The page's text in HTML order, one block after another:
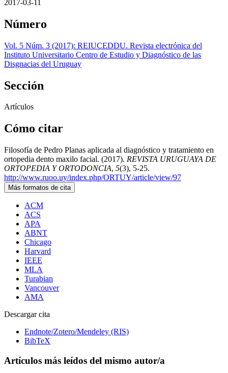
2017-03-11
Número
Vol. 5 Núm. 3 (2017): REIUCEDDU. Revista electrónica del
Instituto Universitario Centro de Estudio y Diagnóstico de las
Disgnacias del Uruguay
Sección
Artículos
Cómo citar
Filosofía de Pedro Planas aplicada al diagnóstico y tratamiento en
ortopedia dento maxilo facial. (2017). REVISTA URUGUAYA DE
ORTOPEDIA Y ORTODONCIA, 5(3), 5-25.
http://www.ruoo.uy/index.php/ORTUY/article/view/97
Más formatos de cita
ACM
ACS
APA
ABNT
Chicago
Harvard
IEEE
MLA
Turabian
Vancouver
AMA
Descargar cita
Endnote/Zotero/Mendeley (RIS)
BibTeX
Artículos más leídos del mismo autor/a